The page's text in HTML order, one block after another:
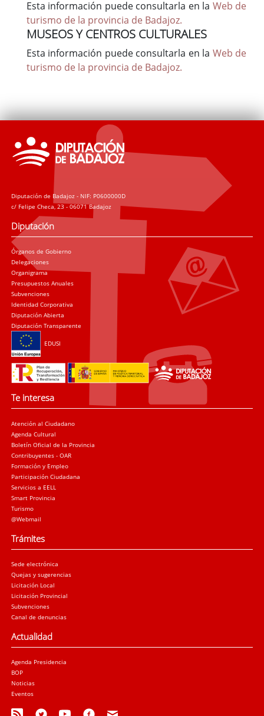
Esta información puede consultarla en la Web de
turismo de la provincia de Badajoz.
MUSEOS Y CENTROS CULTURALES
Esta información puede consultarla en la Web de
turismo de la provincia de Badajoz.
Diputación de Badajoz - NIF: P0600000D
c/ Felipe Checa, 23 - 06071 Badajoz
Diputación
Órganos de Gobierno
Delegaciones
Organigrama
Presupuestos Anuales
Subvenciones
Identidad Corporativa
Diputación Abierta
Diputación Transparente
EDUSI
Te interesa
Atención al Ciudadano
Agenda Cultural
Boletín Oficial de la Provincia
Contribuyentes - OAR
Formación y Empleo
Participación Ciudadana
Servicios a EELL
Smart Provincia
Turismo
@Webmail
Trámites
Sede electrónica
Quejas y sugerencias
Licitación Local
Licitación Provincial
Subvenciones
Canal de denuncias
Actualidad
Agenda Presidencia
BOP
Noticias
Eventos